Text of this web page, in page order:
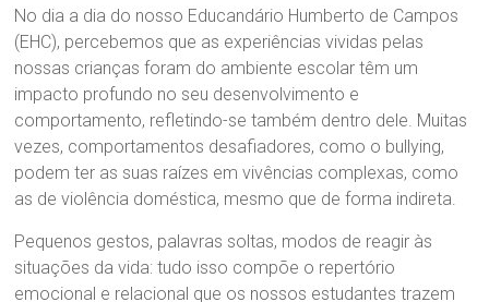
No dia a dia do nosso Educandário Humberto de Campos
(EHC), percebemos que as experiências vividas pelas
nossas crianças foram do ambiente escolar têm um
impacto profundo no seu desenvolvimento e
comportamento, refletindo-se também dentro dele. Muitas
vezes, comportamentos desafiadores, como o bullying,
podem ter as suas raízes em vivências complexas, como
as de violência doméstica, mesmo que de forma indireta.
Pequenos gestos, palavras soltas, modos de reagir às
situações da vida: tudo isso compõe o repertório
emocional e relacional que os nossos estudantes trazem